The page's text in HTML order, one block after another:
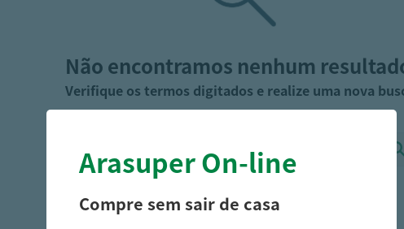
Não encontramos nenhum
Verifique os termos digitados e realize uma nova
Arasuper On-line
Compre sem sair de casa